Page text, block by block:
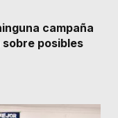
campaña
posibles